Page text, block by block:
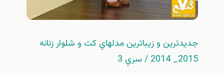
جديدترين و زيباترين مدلهاي كت و شلوار زنانه
2015_ 2014 / سري 3